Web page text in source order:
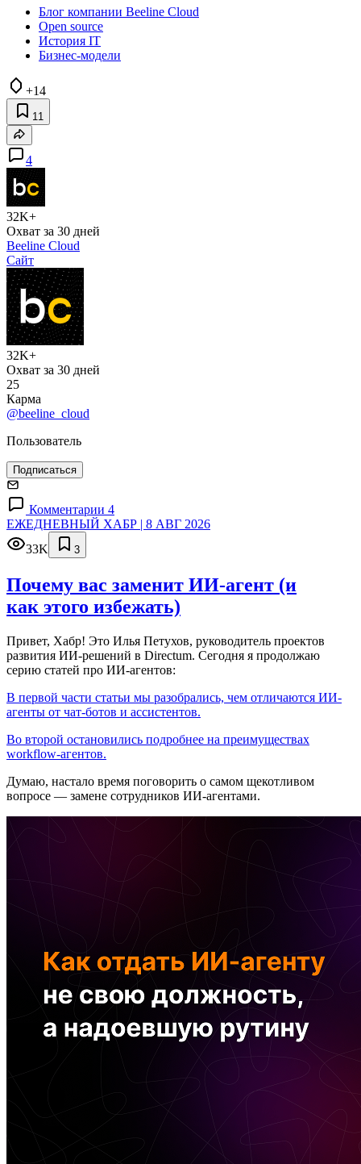
Блог компании Beeline Cloud
Open source
История IT
Бизнес-модели
+14
11
4
32K+
Охват за 30 дней
Beeline Cloud
Сайт
32K+
Охват за 30 дней
25
Карма
@beeline_cloud
Пользователь
Подписаться
Комментарии 4
ЕЖЕДНЕВНЫЙ ХАБР | 8 АВГ 2026
33K
3
Почему вас заменит ИИ‑агент (и
как этого избежать)
Привет, Хабр! Это Илья Петухов, руководитель проектов
развития ИИ-решений в Directum. Сегодня я продолжаю
серию статей про ИИ-агентов:
В первой части статьи мы разобрались, чем отличаются ИИ-
агенты от чат-ботов и ассистентов.
Во второй остановились подробнее на преимуществах
workflow-агентов.
Думаю, настало время поговорить о самом щекотливом
вопросе — замене сотрудников ИИ-агентами.